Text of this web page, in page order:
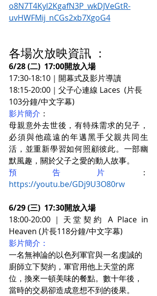
o8N7T4Kyl2KgafN3P_wkDJVeGtR-
uvHWFMij_nCGs2xb7XgoG4
各場次放映資訊 ：
6/28 (二)  17:00開放入場
17:30-18:10｜開幕式及影片導讀
18:15-20:00｜父子心連線 Laces  (片長
103分鐘/中文字幕)
影片簡介 ：
母親意外去世後，有特殊需求的兒子，
必須與他疏遠的年邁黑手父親共同生
活，並重新學習如何照顧彼此。一部幽
默風趣，關於父子之愛的動人故事。
預告片
：
https://youtu.be/GDj9U3O80rw
6/29 (三)  17:30開放入場
18:00-20:00｜天堂契約 A Place in
Heaven (片長118分鐘/中文字幕)
影片簡介：
一名無神論的以色列軍官與一名虔誠的
廚師立下契約，軍官用他上天堂的席
位，換來一頓美味的餐點。數十年後，
當時的交易卻造成意想不到的後果。